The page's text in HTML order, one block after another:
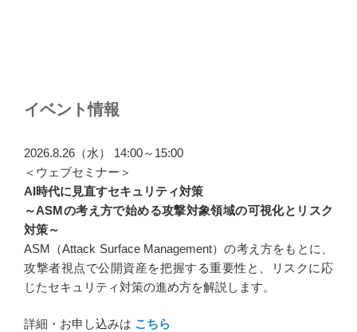
イベント情報
2026.8.26（水） 14:00～15:00
＜ウェブセミナー＞
AI時代に見直すセキュリティ対策
～ASMの考え方で始める攻撃対象領域の可視化とリスク
対策～
ASM（Attack Surface Management）の考え方をもとに、
攻撃者視点で公開資産を把握する重要性と、リスクに応
じたセキュリティ対策の進め方を解説します。
詳細・お申し込みは こちら